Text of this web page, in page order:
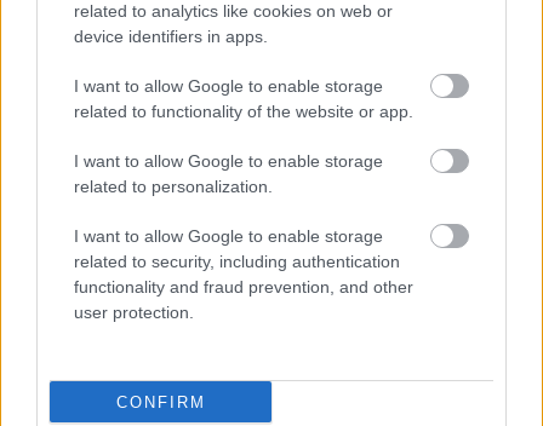
related to analytics like cookies on web or
device identifiers in apps.
I want to allow Google to enable storage
related to functionality of the website or app.
I want to allow Google to enable storage
related to personalization.
I want to allow Google to enable storage
related to security, including authentication
functionality and fraud prevention, and other
user protection.
CONFIRM
, 2 Σεπτεμβρίου 2017
Έτοιμο στο 90% κατασκευαστικά το